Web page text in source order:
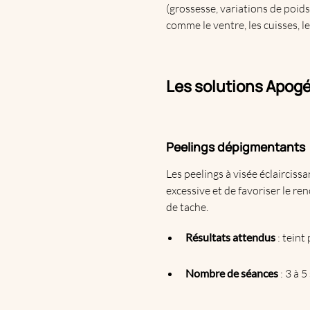
(grossesse, variations de
comme le ventre, les cuisses,
Les solutions
Peelings dépigmentants
Les peelings à visée
excessive et de favoriser le
de tache.
Résultats attendus : teint
Nombre de séances : 3 à